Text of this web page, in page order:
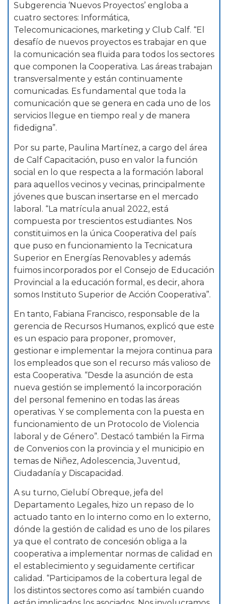
Subgerencia ‘Nuevos Proyectos’ engloba a
cuatro sectores: Informática,
Telecomunicaciones, marketing y Club Calf. “El
desafío de nuevos proyectos es trabajar en que
la comunicación sea fluida para todos los sectores
que componen la Cooperativa. Las áreas trabajan
transversalmente y están continuamente
comunicadas. Es fundamental que toda la
comunicación que se genera en cada uno de los
servicios llegue en tiempo real y de manera
fidedigna”.
Por su parte, Paulina Martínez, a cargo del área
de Calf Capacitación, puso en valor la función
social en lo que respecta a la formación laboral
para aquellos vecinos y vecinas, principalmente
jóvenes que buscan insertarse en el mercado
laboral. “La matrícula anual 2022, está
compuesta por trescientos estudiantes. Nos
constituimos en la única Cooperativa del país
que puso en funcionamiento la Tecnicatura
Superior en Energías Renovables y además
fuimos incorporados por el Consejo de Educación
Provincial a la educación formal, es decir, ahora
somos Instituto Superior de Acción Cooperativa”.
En tanto, Fabiana Francisco, responsable de la
gerencia de Recursos Humanos, explicó que este
es un espacio para proponer, promover,
gestionar e implementar la mejora continua para
los empleados que son el recurso más valioso de
esta Cooperativa. “Desde la asunción de esta
nueva gestión se implementó la incorporación
del personal femenino en todas las áreas
operativas. Y se complementa con la puesta en
funcionamiento de un Protocolo de Violencia
laboral y de Género”. Destacó también la Firma
de Convenios con la provincia y el municipio en
temas de Niñez, Adolescencia, Juventud,
Ciudadanía y Discapacidad.
A su turno, Cielubí Obreque, jefa del
Departamento Legales, hizo un repaso de lo
actuado tanto en lo interno como en lo externo,
dónde la gestión de calidad es uno de los pilares
ya que el contrato de concesión obliga a la
cooperativa a implementar normas de calidad en
el establecimiento y seguidamente certificar
calidad. “Participamos de la cobertura legal de
los distintos sectores como así también cuando